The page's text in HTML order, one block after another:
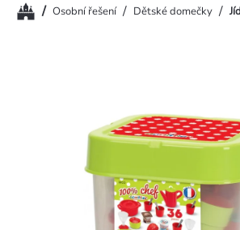
Domů/ Osobní řešení / Dětské domečky /